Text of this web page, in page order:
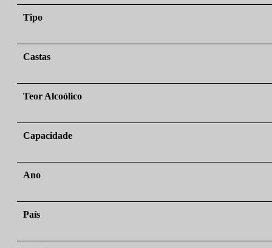
Tipo
Castas
Teor Alcoólico
Capacidade
Ano
País